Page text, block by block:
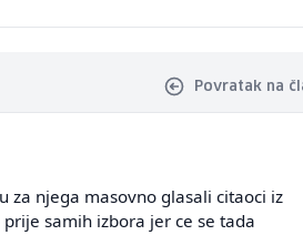
Povratak na
za njega masovno glasali citaoci iz
samih izbora jer ce se tada